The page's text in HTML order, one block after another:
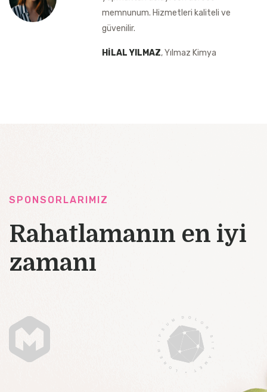
memnunum. Hizmetleri kaliteli ve
güvenilir.
HILAL YILMAZ, Yılmaz Kimya
SPONSORLARIMIZ
Rahatlamanın en iyi
zamanı